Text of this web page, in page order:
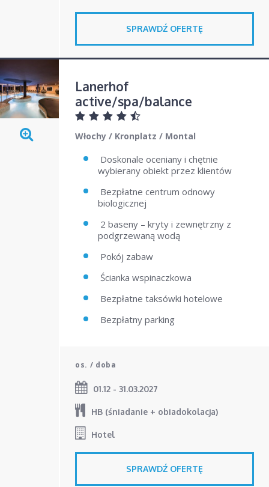
SPRAWDŹ OFERTĘ
Lanerhof
active/spa/balance
Włochy / Kronplatz / Montal
Doskonale oceniany i chętnie
wybierany obiekt przez klientów
Bezpłatne centrum odnowy
biologicznej
2 baseny – kryty i zewnętrzny z
podgrzewaną wodą
Pokój zabaw
Ścianka wspinaczkowa
Bezpłatne taksówki hotelowe
Bezpłatny parking
os. / doba
01.12 - 31.03.2027
HB (śniadanie + obiadokolacja)
Hotel
SPRAWDŹ OFERTĘ